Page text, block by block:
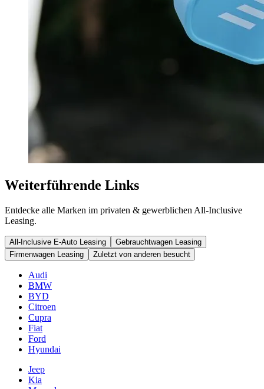
Weiterführende Links
Entdecke alle Marken im privaten & gewerblichen All-Inclusive
Leasing.
All-Inclusive E-Auto Leasing
Gebrauchtwagen Leasing
Firmenwagen Leasing
Zuletzt von anderen besucht
Audi
BMW
BYD
Citroen
Cupra
Fiat
Ford
Hyundai
Jeep
Kia